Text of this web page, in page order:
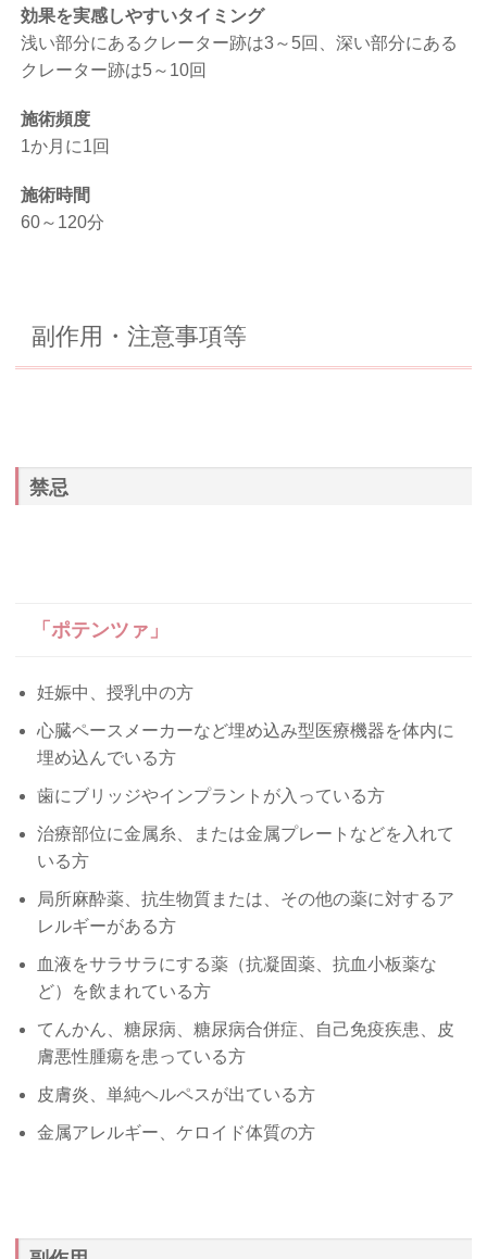
効果を実感しやすいタイミング
浅い部分にあるクレーター跡は3～5回、深い部分にある
クレーター跡は5～10回
施術頻度
1か月に1回
施術時間
60～120分
副作用・注意事項等
禁忌
「ポテンツァ」
妊娠中、授乳中の方
心臓ペースメーカーなど埋め込み型医療機器を体内に
埋め込んでいる方
歯にブリッジやインプラントが入っている方
治療部位に金属糸、または金属プレートなどを入れて
いる方
局所麻酔薬、抗生物質または、その他の薬に対するア
レルギーがある方
血液をサラサラにする薬（抗凝固薬、抗血小板薬な
ど）を飲まれている方
てんかん、糖尿病、糖尿病合併症、自己免疫疾患、皮
膚悪性腫瘍を患っている方
皮膚炎、単純ヘルペスが出ている方
金属アレルギー、ケロイド体質の方